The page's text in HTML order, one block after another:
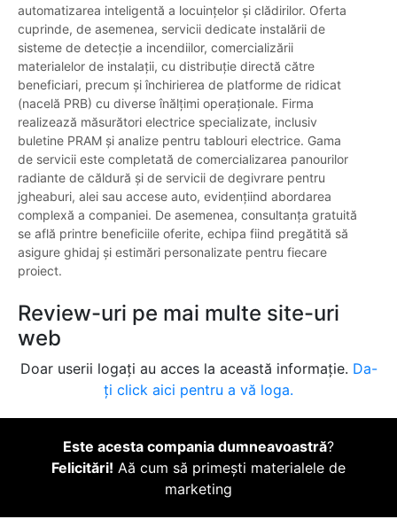
automatizarea inteligentă a locuințelor și clădirilor. Oferta
cuprinde, de asemenea, servicii dedicate instalării de
sisteme de detecție a incendiilor, comercializării
materialelor de instalații, cu distribuție directă către
beneficiari, precum și închirierea de platforme de ridicat
(nacelă PRB) cu diverse înălțimi operaționale. Firma
realizează măsurători electrice specializate, inclusiv
buletine PRAM și analize pentru tablouri electrice. Gama
de servicii este completată de comercializarea panourilor
radiante de căldură și de servicii de degivrare pentru
jgheaburi, alei sau accese auto, evidențiind abordarea
complexă a companiei. De asemenea, consultanța gratuită
se află printre beneficiile oferite, echipa fiind pregătită să
asigure ghidaj și estimări personalizate pentru fiecare
proiect.
Review-uri pe mai multe site-uri
web
Doar userii logați au acces la această informație. Da-
ți click aici pentru a vă loga.
Este acesta compania dumneavoastră?
Felicitări! Aă cum să primești materialele de
marketing